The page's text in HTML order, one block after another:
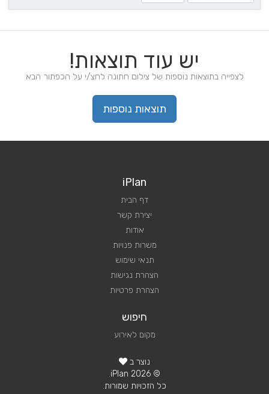
יש עוד תוצאות!
לצפייה בתוצאות נוספות של צילום חתונה לחצ/י על הכפתור הבא
תוצאות נוספות
iPlan
דף הבית
יצירת קשר
אודות
משרות פנויות
תנאי שימוש
הצהרת נגישות
הצהרת פרטיות
חיפוש
מקום לאירוע
נוצר ב
© 2026 iPlan.
כל הזכויות שמורות.